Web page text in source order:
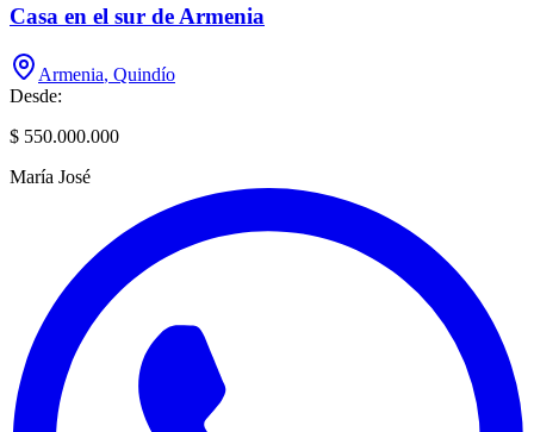
Casa en el sur de Armenia
Armenia, Quindío
Desde:
$ 550.000.000
María José